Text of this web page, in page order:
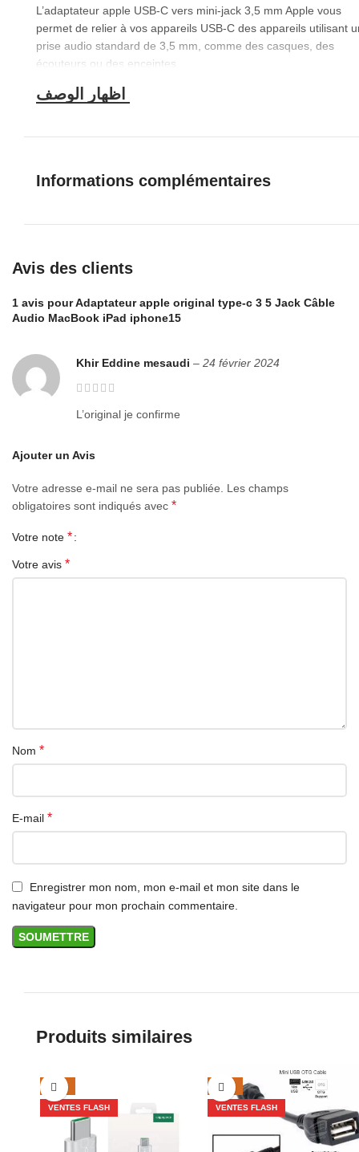
L’adaptateur apple USB‑C vers mini‑jack 3,5 mm Apple vous
permet de relier à vos appareils USB‑C des appareils utilisant
prise audio standard de 3,5 mm, comme des casques, des
écouteurs ou des enceintes.
Informations complémentaires
Avis des clients
1 avis pourAdaptateur apple original type-c 3 5 Jack Câble
Audio MacBook iPad iphone15
Khir Eddine mesaudi – 24 février 2024
L’original je confirme
Ajouter un Avis
Votre adresse e-mail ne sera pas publiée.
Les champs
obligatoires sont indiqués avec *
Votre note *
Votre avis *
Nom *
E-mail *
Enregistrer mon nom, mon e-mail et mon site dans le
navigateur pour mon prochain commentaire.
Produits similaires
-20%
VENTES FLASH
-31%
VENTES FLASH